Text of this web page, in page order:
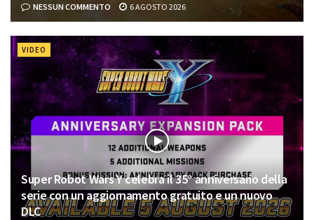
NESSUN COMMENTO 6 AGOSTO 2026
VIDEO
Super Robot Wars Y celebra il 35° anniversario della
serie con un aggiornamento gratuito e un nuovo
DLC